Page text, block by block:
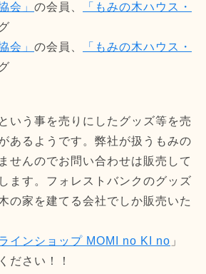
会」 の会員、
「もみの木ハウス・
会」 の会員、
「もみの木ハウス・
いう事を売りにしたグッズ等を売
あるようです。弊社が扱うもみの
せんのでお問い合わせは販売して
ます。フォレストバンクのグッズ
の家を建てる会社でしか販売いた
インショップ MOMI no KI no 」
ださい！！